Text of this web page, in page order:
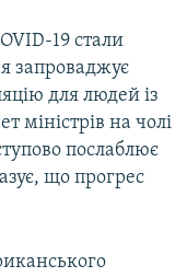
1080p
19 стали
запроваджує
для людей із
міністрів на чолі
послаблює
що прогрес